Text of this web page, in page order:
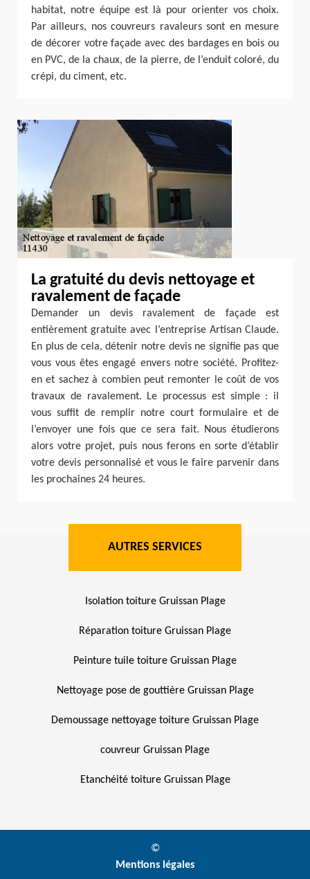
habitat, notre équipe est là pour orienter vos choix.
Par ailleurs, nos couvreurs ravaleurs sont en mesure
de décorer votre façade avec des bardages en bois ou
en PVC, de la chaux, de la pierre, de l’enduit coloré, du
crépi, du ciment, etc.
La gratuité du devis nettoyage et
ravalement de façade
Demander un devis ravalement de façade est
entièrement gratuite avec l’entreprise Artisan Claude.
En plus de cela, détenir notre devis ne signifie pas que
vous vous êtes engagé envers notre société. Profitez-
en et sachez à combien peut remonter le coût de vos
travaux de ravalement. Le processus est simple : il
vous suffit de remplir notre court formulaire et de
l’envoyer une fois que ce sera fait. Nous étudierons
alors votre projet, puis nous ferons en sorte d’établir
votre devis personnalisé et vous le faire parvenir dans
les prochaines 24 heures.
AUTRES SERVICES
Isolation toiture Gruissan Plage
Réparation toiture Gruissan Plage
Peinture tuile toiture Gruissan Plage
Nettoyage pose de gouttière Gruissan Plage
Demoussage nettoyage toiture Gruissan Plage
couvreur Gruissan Plage
Etanchéité toiture Gruissan Plage
©
Mentions légales